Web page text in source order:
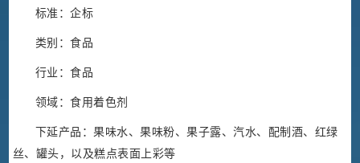
标准：企标
类别：食品
行业：食品
领域：食用着色剂
下延产品：果味水、果味粉、果子露、汽水、配制酒、红绿
丝、罐头，以及糕点表面上彩等